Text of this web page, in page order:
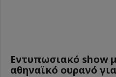
Εντυπωσιακό show
αθηναϊκό ουρανό